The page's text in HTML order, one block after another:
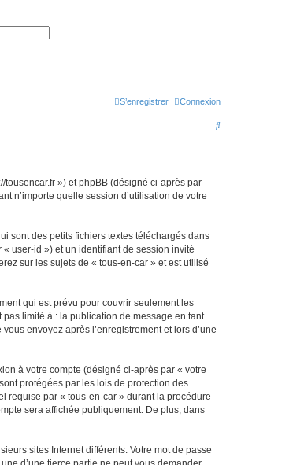
Connexion
S’enregistrer
R
») et phpBB (désigné ci-après par
n’importe quelle session d’utilisation de votre
sont des petits fichiers textes téléchargés dans
user-id ») et un identifiant de session invité
sur les sujets de « tous-en-car » et est utilisé
qui est prévu pour couvrir seulement les
limité à : la publication de message en tant
envoyez après l’enregistrement et lors d’une
à votre compte (désigné ci-après par « votre
protégées par les lois de protection des
requise par « tous-en-car » durant la procédure
sera affichée publiquement. De plus, dans
sites Internet différents. Votre mot de passe